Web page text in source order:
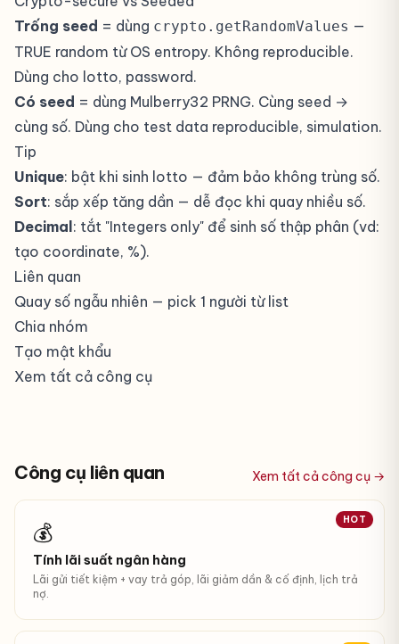
Trống seed = dùng crypto.getRandomValues —
TRUE random từ OS entropy. Không reproducible.
Dùng cho lotto, password.
Có seed = dùng Mulberry32 PRNG. Cùng seed →
cùng số. Dùng cho test data reproducible, simulation.
Tip
Unique: bật khi sinh lotto — đảm bảo không trùng số.
Sort: sắp xếp tăng dần — dễ đọc khi quay nhiều số.
Decimal : tắt "Integers only" để sinh số thập phân (vd:
tạo coordinate, %).
Liên quan
Quay số ngẫu nhiên — pick 1 người từ list
Chia nhóm
Tạo mật khẩu
Xem tất cả công cụ
Công cụ liên quan Xem tất cả công cụ →
HOT
💰
Tính lãi suất ngân hàng
Lãi gửi tiết kiệm + vay trả góp, lãi giảm dần & cố định, lịch trả
nợ.